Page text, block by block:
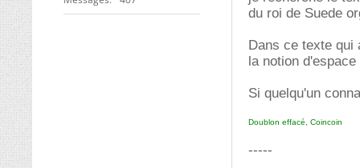
du roi de Suede
Dans ce texte qui
la notion
Si quelqu'un
Doublon effacé, Coincoin
-----